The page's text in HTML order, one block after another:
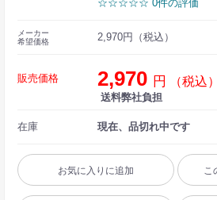
☆☆☆☆☆ 0件の評価
メーカー
希望価格
2,970円（税込）
販売価格 2,970 円 （税込）
送料弊社負担
在庫 現在、品切れ中です
お気に入りに追加 こ